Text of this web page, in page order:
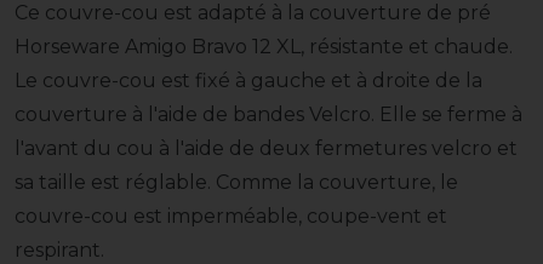
Ce couvre-cou est adapté à la couverture de pré
Horseware Amigo Bravo 12 XL, résistante et chaude.
Le couvre-cou est fixé à gauche et à droite de la
couverture à l'aide de bandes Velcro. Elle se ferme à
l'avant du cou à l'aide de deux fermetures velcro et
sa taille est réglable. Comme la couverture, le
couvre-cou est imperméable, coupe-vent et
respirant.